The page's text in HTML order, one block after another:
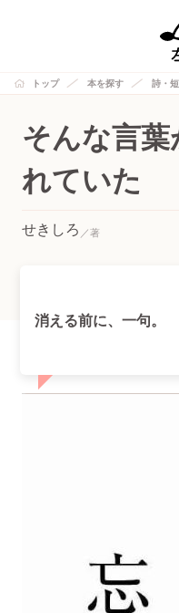
トップ 本を探す 詩・
そんな言
れていた
せきしろ
消える前に、一句。